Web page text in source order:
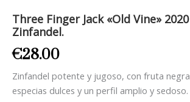
Three Finger Jack «Old Vine»
Zinfandel.
€28.00
Zinfandel potente y jugoso, con fruta
especias dulces y un perfil amplio y sedoso.
"Old
Vine"
2020
–
Uva:
Zinfandel.
cantidad